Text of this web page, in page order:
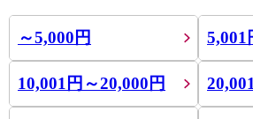
～5,000円 5,001
10,001円～20,000円